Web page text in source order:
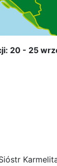
20 - 25